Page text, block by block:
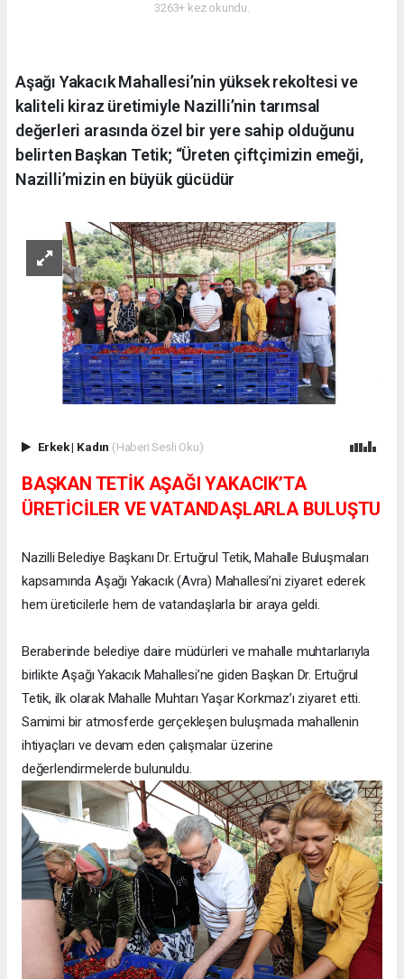
3263+ kez okundu.
Aşağı Yakacık Mahallesi’nin yüksek rekoltesi ve
kaliteli kiraz üretimiyle Nazilli’nin tarımsal
değerleri arasında özel bir yere sahip olduğunu
belirten Başkan Tetik; “Üreten çiftçimizin emeği,
Nazilli’mizin en büyük gücüdür
Erkek| Kadın (Haberi Sesli Oku)
BAŞKAN TETİK AŞAĞI YAKACIK’TA
ÜRETİCİLER VE VATANDAŞLARLA BULUŞTU
Nazilli Belediye Başkanı Dr. Ertuğrul Tetik, Mahalle Buluşmaları
kapsamında Aşağı Yakacık (Avra) Mahallesi’ni ziyaret ederek
hem üreticilerle hem de vatandaşlarla bir araya geldi.
Beraberinde belediye daire müdürleri ve mahalle muhtarlarıyla
birlikte Aşağı Yakacık Mahallesi’ne giden Başkan Dr. Ertuğrul
Tetik, ilk olarak Mahalle Muhtarı Yaşar Korkmaz’ı ziyaret etti.
Samimi bir atmosferde gerçekleşen buluşmada mahallenin
ihtiyaçları ve devam eden çalışmalar üzerine
değerlendirmelerde bulunuldu.